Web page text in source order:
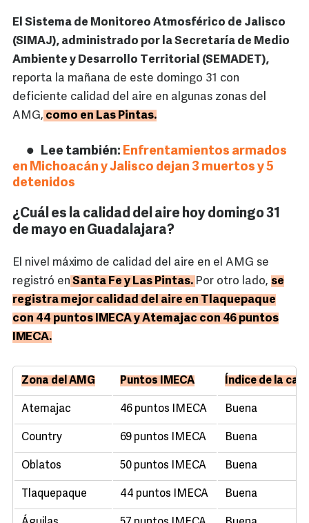
El Sistema de Monitoreo Atmosférico de Jalisco
(SIMAJ), administrado por la Secretaría de Medio
Ambiente y Desarrollo Territorial (SEMADET),
reporta la mañana de este domingo 31 con
deficiente calidad del aire en algunas zonas del
AMG, como en Las Pintas.
Lee también: Enfrentamientos armados
en Michoacán y Jalisco dejan 3 muertos y 5
detenidos
¿Cuál es la calidad del aire hoy domingo 31
de mayo en Guadalajara?
El nivel máximo de calidad del aire en el AMG se
registró en Santa Fe y Las Pintas. Por otro lado, se
registra mejor calidad del aire en Tlaquepaque
con 44 puntos IMECA y Atemajac con 46 puntos
IMECA.
Zona del AMG Puntos IMECA Índice de la
Atemajac 46 puntos IMECA Buena
Country 69 puntos IMECA Buena
Oblatos 50 puntos IMECA Buena
Tlaquepaque 44 puntos IMECA Buena